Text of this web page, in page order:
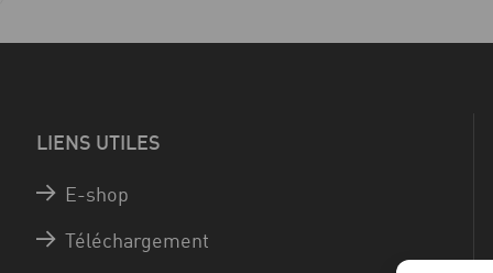
LIENS UTILES
E-shop
Téléchargement